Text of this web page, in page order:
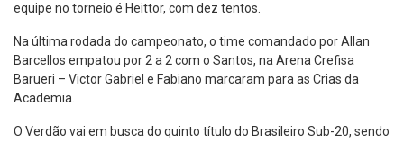
equipe no torneio é Heittor, com dez tentos.
Na última rodada do campeonato, o time comandado por Allan
Barcellos empatou por 2 a 2 com o Santos, na Arena Crefisa
Barueri – Victor Gabriel e Fabiano marcaram para as Crias da
Academia.
O Verdão vai em busca do quinto título do Brasileiro Sub-20, sendo